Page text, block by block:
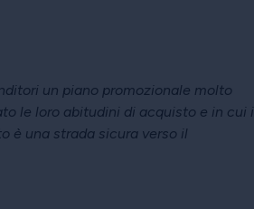
un piano promozionale molto
le loro abitudini di acquisto e in cui i
è una strada sicura verso il